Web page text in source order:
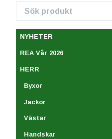
NYHETER
REA Vår 2026
HERR
Byxor
Jackor
Västar
Handskar